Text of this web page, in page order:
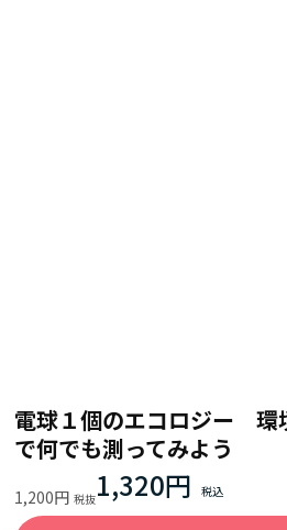
電球１個のエコロジー
で何でも測ってみよう
1,200円 1,320円